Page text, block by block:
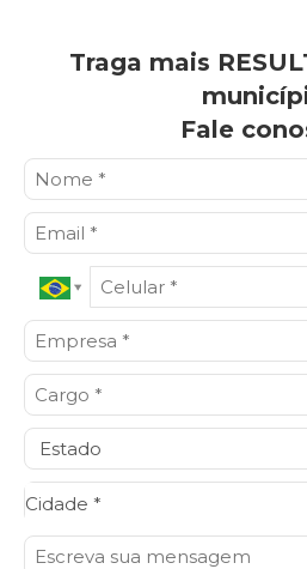
Traga mais
Fale
Cidade *
Cidade*